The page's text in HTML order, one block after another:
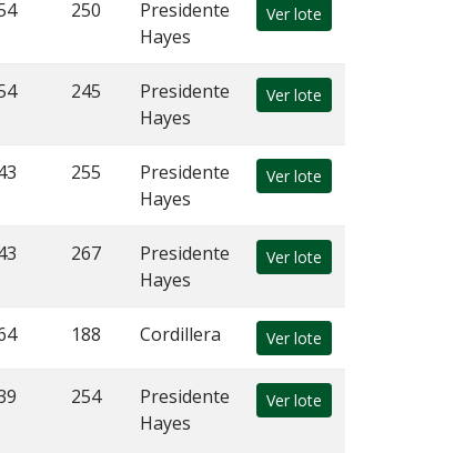
250
Presidente
Hayes
Ver lote
245
Presidente
Hayes
Ver lote
255
Presidente
Hayes
Ver lote
267
Presidente
Hayes
Ver lote
188 Cordillera Ver lote
254
Presidente
Hayes
Ver lote